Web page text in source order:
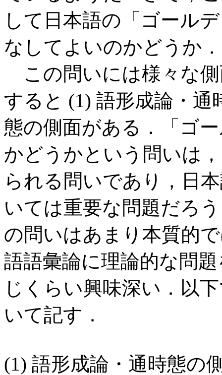
して日本語の「ゴール
なしてよいのかどうか．
この問いには様々な
すると (1) 語形成論・通
態の側面がある．「ゴ
かどうかという問いは
られる問いであり，日
いては重要な問題だろ
の問いはあまり本質的
語語彙論に理論的な問
じくらい興味深い．以
いて記す．
(1) 語形成論・通時態の